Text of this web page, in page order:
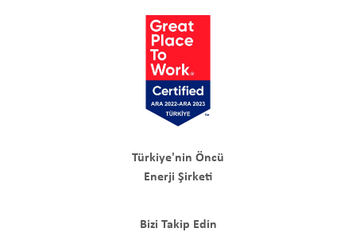
Türkiye'nin Öncü
Enerji Şirketi
Bizi Takip Edin